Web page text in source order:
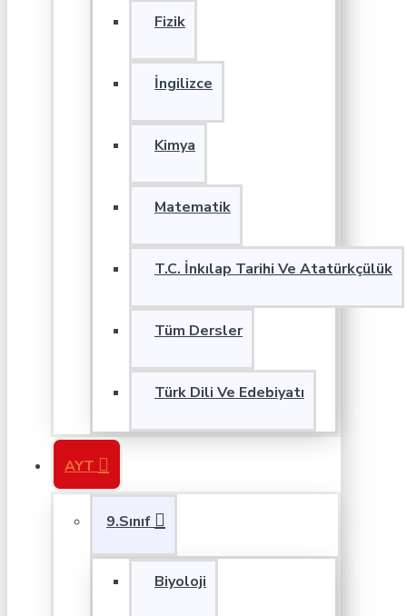
Fizik
İngilizce
Kimya
Matematik
T.C. İnkılap Tarihi Ve Atatürkçülük
Tüm Dersler
Türk Dili Ve Edebiyatı
AYT
9.Sınıf
Biyoloji